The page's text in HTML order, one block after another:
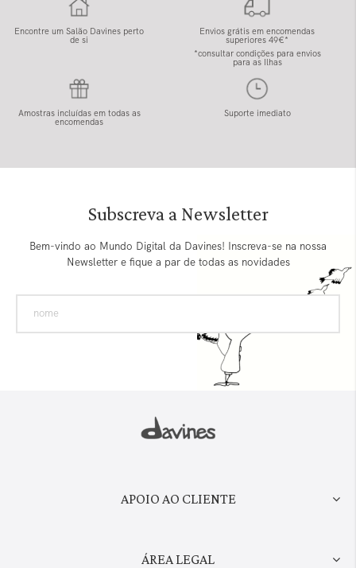
Encontre um Salão Davines perto
de si
Envios grátis em encomendas
superiores 49€*
*consultar condições para envios
para as Ilhas
Amostras incluídas em todas as
encomendas
Suporte imediato
Subscreva a Newsletter
Bem-vindo ao Mundo Digital da Davines! Inscreva-se na nossa
Newsletter e fique a par de todas as novidades
APOIO AO CLIENTE
ÁREA LEGAL